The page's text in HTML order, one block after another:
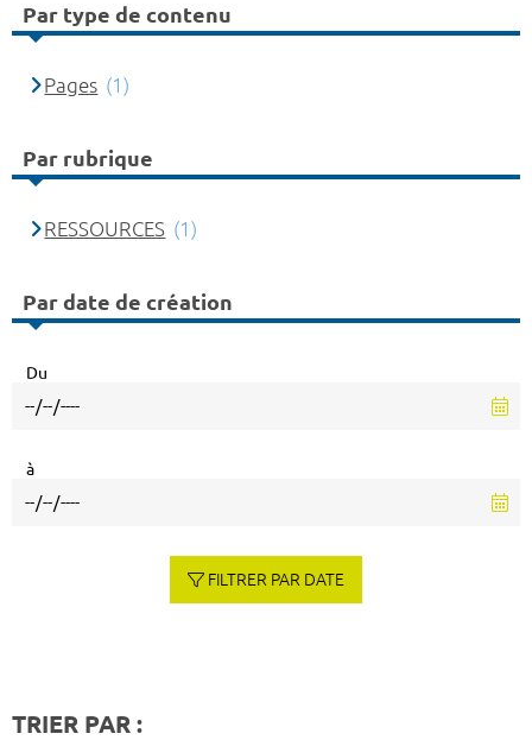
Par type de contenu
Pages (1)
Par rubrique
RESSOURCES (1)
Par date de création
Du
à
FILTRER PAR DATE
TRIER PAR :